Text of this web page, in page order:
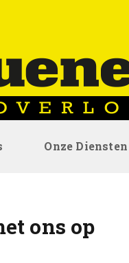
Onze Diensten
ons op